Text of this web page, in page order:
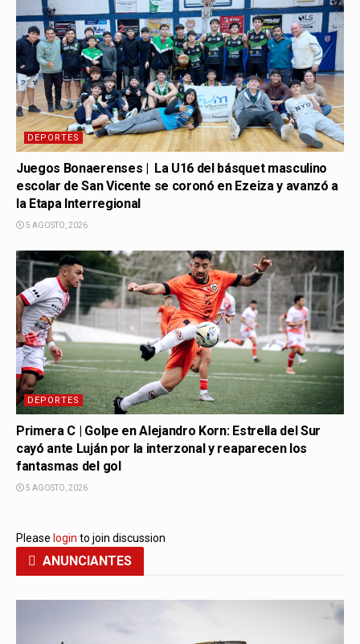
DEPORTES
Juegos Bonaerenses | La U16 del básquet masculino
escolar de San Vicente se coronó en Ezeiza y avanzó a
la Etapa Interregional
5 AGOSTO, 2026
DEPORTES
Primera C | Golpe en Alejandro Korn: Estrella del Sur
cayó ante Luján por la interzonal y reaparecen los
fantasmas del gol
5 AGOSTO, 2026
Please login to join discussion
ANUNCIANTES